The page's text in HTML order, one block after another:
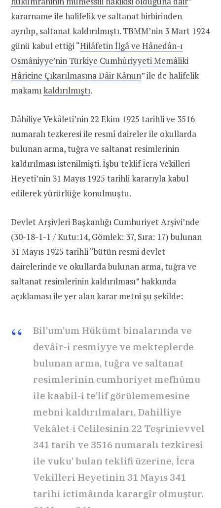
kararname ile halifelik ve saltanat birbirinden
ayrılıp, saltanat kaldırılmıştı. TBMM’nin 3 Mart 1924
günü kabul ettiği “Hilâfetin İlgâ ve Hânedân-ı
Osmâniyye’nin Türkiye Cumhûriyyeti Memâliki
Hâricine Çıkarılmasına Dâir Kânun” ile de halifelik
makamıkaldırılmıştı.
Dâhiliye Vekâleti’nin 22 Ekim 1925 tarihli ve 3516
numaralı tezkeresi ile resmî daireler ile okullarda
bulunan arma, tuğra ve saltanat resimlerinin
kaldırılması istenilmişti. İşbu teklif İcra Vekilleri
Heyeti’nin 31 Mayıs 1925 tarihli kararıyla kabul
edilerek yürürlüğe konulmuştu.
Devlet Arşivleri Başkanlığı Cumhuriyet Arşivi’nde
(30-18-1-1 / Kutu:14, Gömlek: 37, Sıra: 17) bulunan
31 Mayıs 1925 tarihli “bütün resmi devlet
dairelerinde ve okullarda bulunan arma, tuğra ve
saltanat resimlerinin kaldırılması” hakkında
açıklaması ile yer alan karar metni şu şekilde:
Bil’um’um Hükümt binalarında ve
devâir-i resmiyye ve mekteplerde
bulunan arma, tuğra ve saltanat
resimlerinin cumhuriyet mefhûmu
ile kaabil-i te’lif görülememesine
mebni kaldırılmaları, Dahilliye
Vekâlet-i Celilesinin 22 Teşrinievvel
341 tarih ve 3516 numaralı tezkiresi
ile vuku’ bulan teklifi üzerine, İcra
Vekilleri Heyetinin 31 Mayıs 341
tarihi ictimâında karargîr olmuştur.